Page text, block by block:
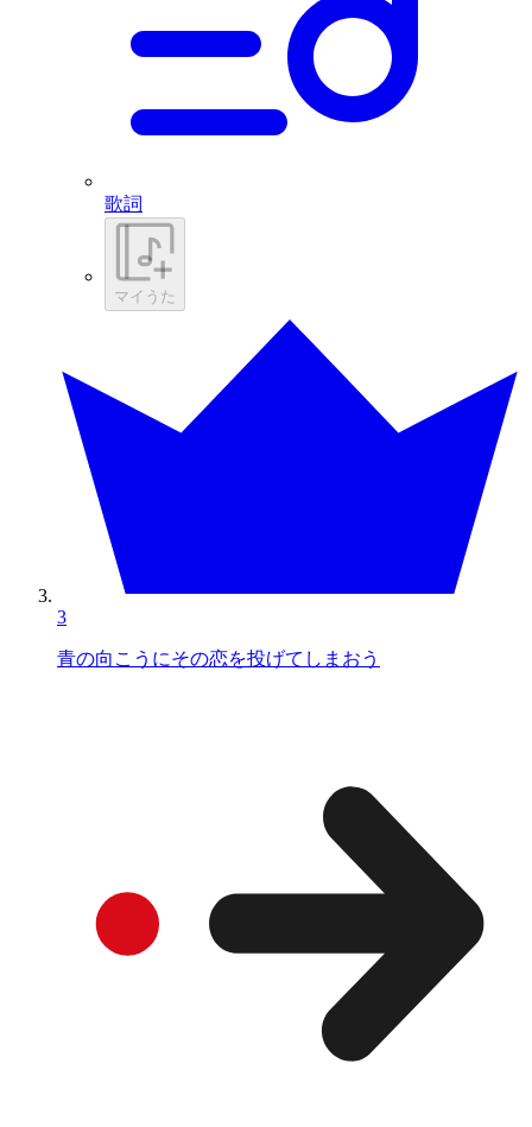
歌詞
マイうた
3
青の向こうにその恋を投げてしまおう